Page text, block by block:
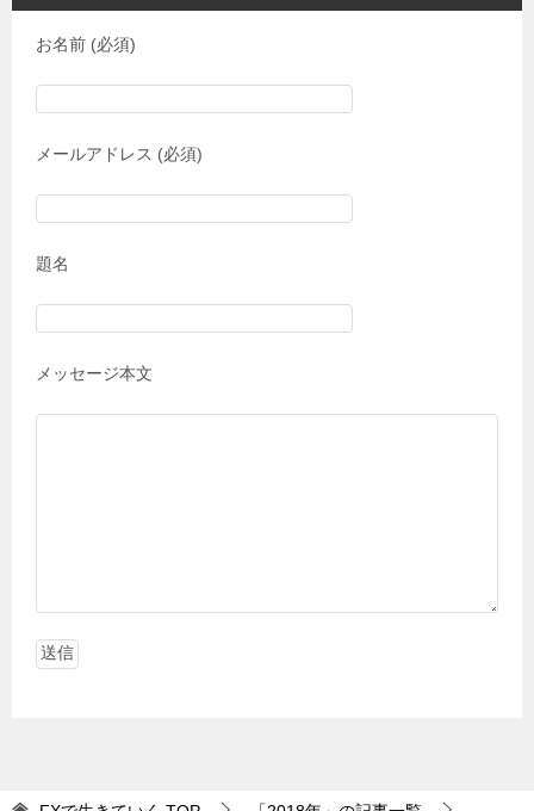
お名前 (必須)
メールアドレス (必須)
題名
メッセージ本文